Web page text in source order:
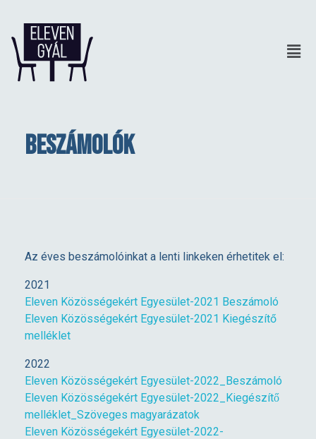
Beszámolók
Az éves beszámolóinkat a lenti linkeken érhetitek el:
2021
Eleven Közösségekért Egyesület-2021 Beszámoló
Eleven Közösségekért Egyesület-2021 Kiegészítő
melléklet
2022
Eleven Közösségekért Egyesület-2022_Beszámoló
Eleven Közösségekért Egyesület-2022_Kiegészítő
melléklet_Szöveges magyarázatok
Eleven Közösségekért Egyesület-2022-